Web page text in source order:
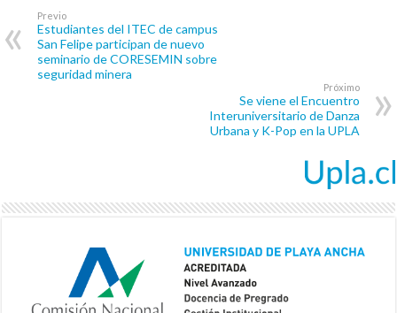
Previo
Estudiantes del ITEC de campus
San Felipe participan de nuevo
seminario de CORESEMIN sobre
seguridad minera
Próximo
Se viene el Encuentro
Interuniversitario de Danza
Urbana y K-Pop en la UPLA